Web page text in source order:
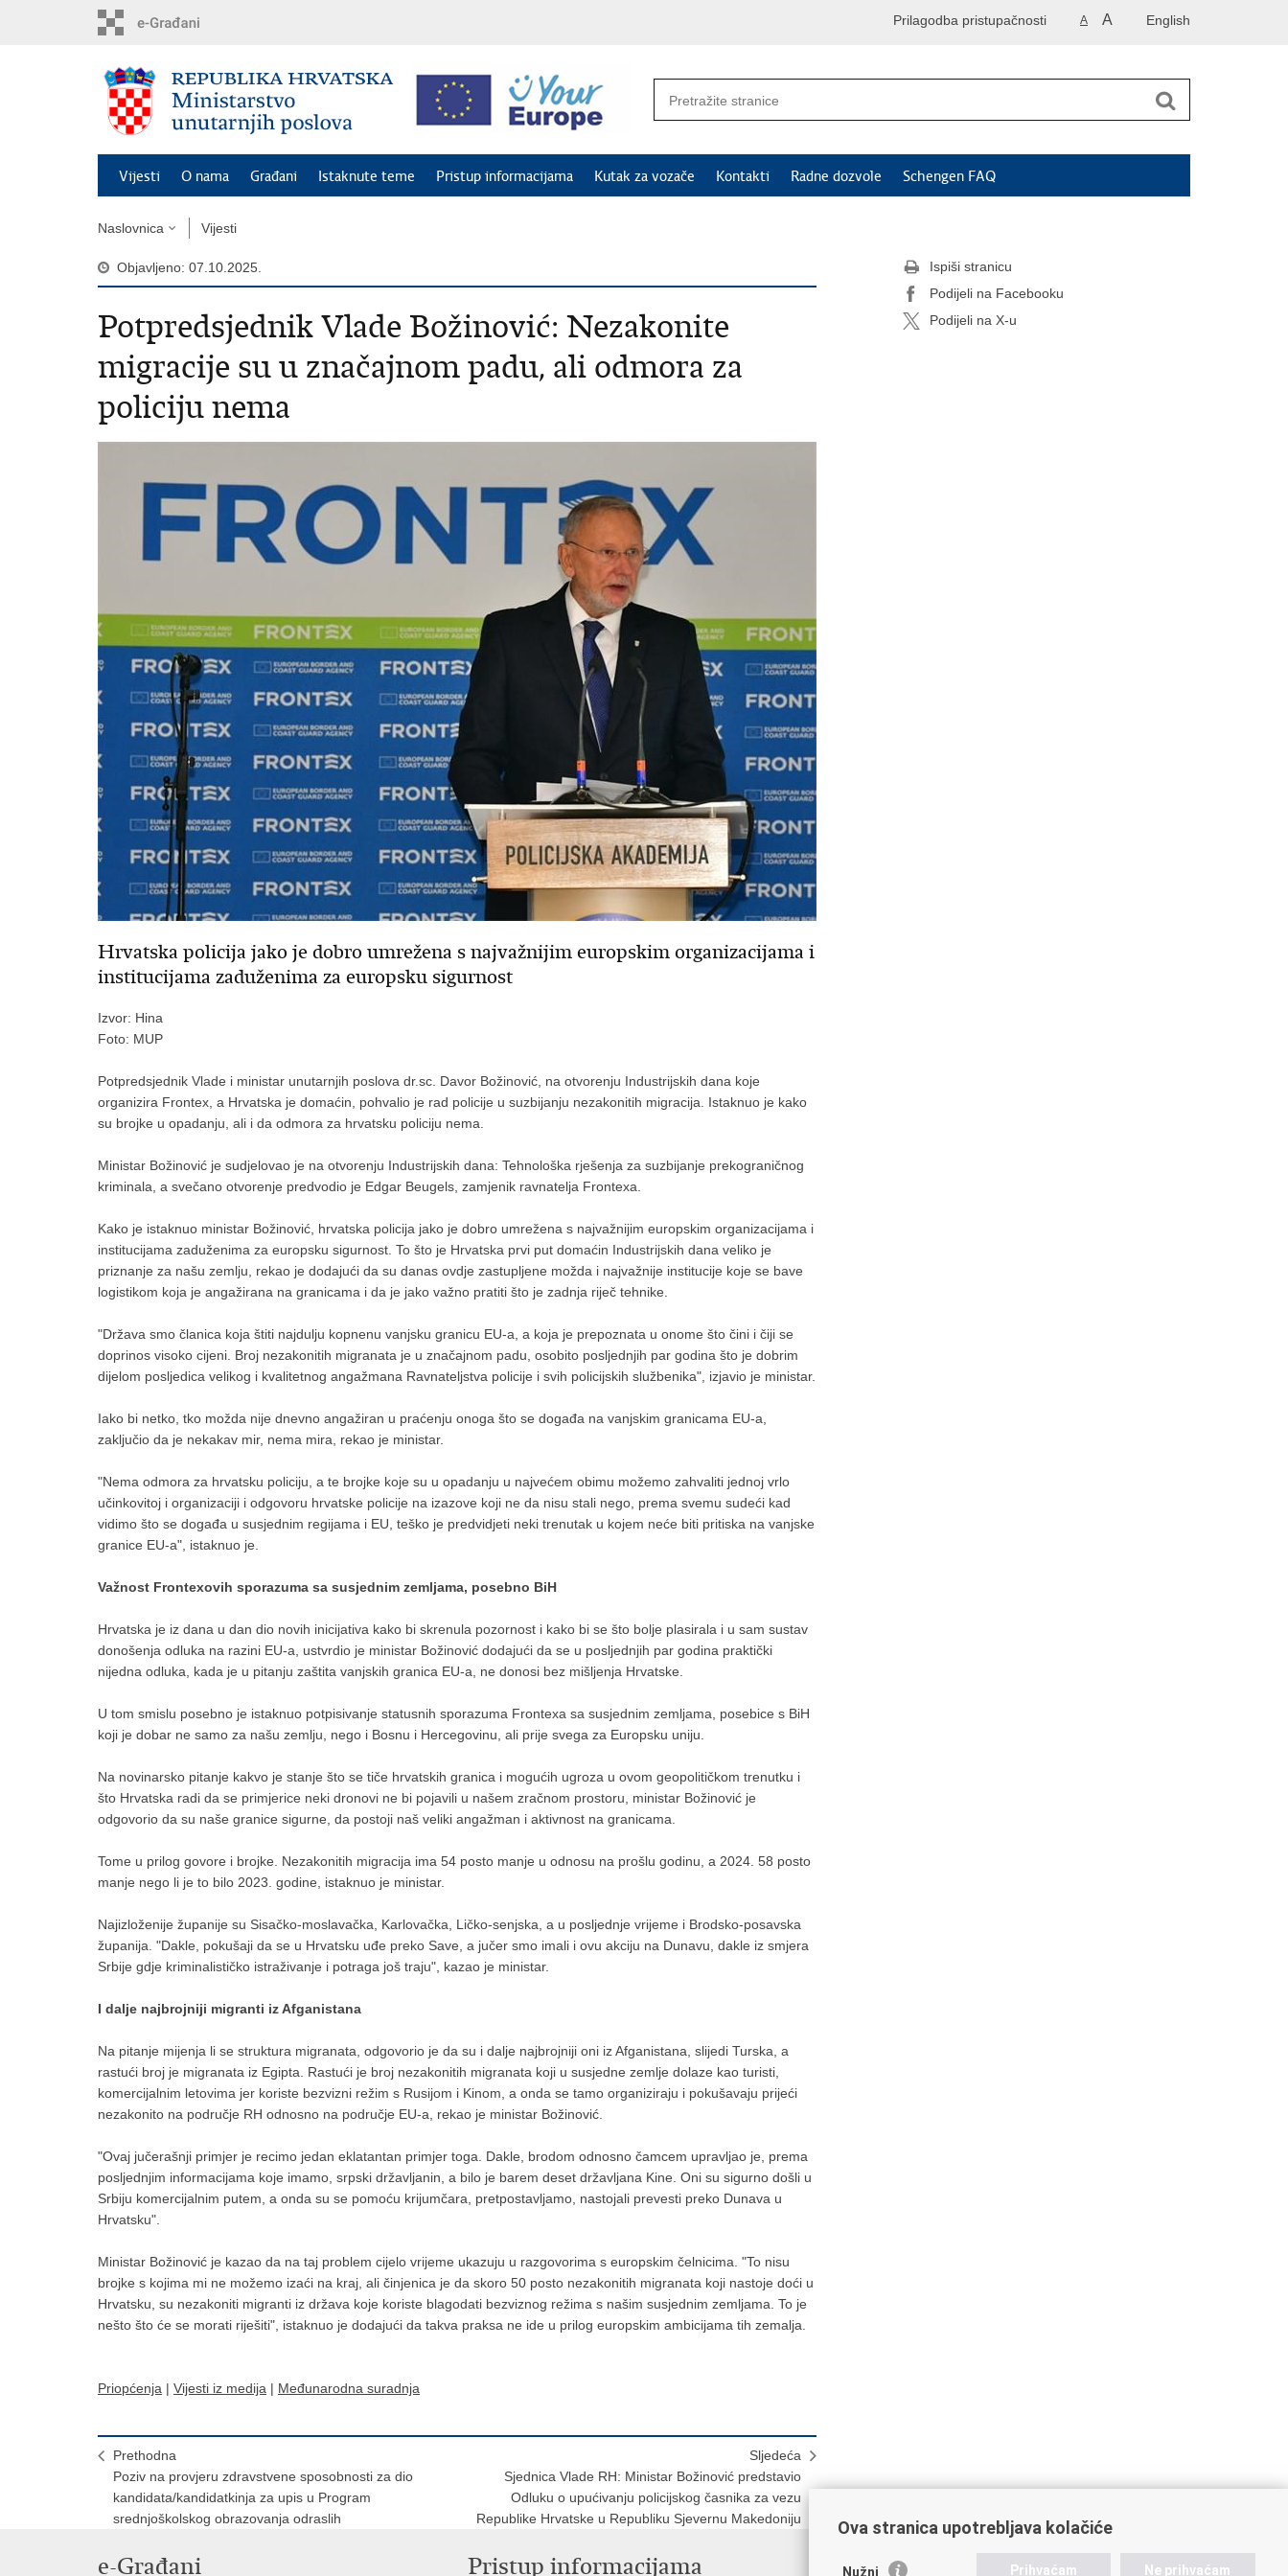
English
A A
Prilagodba pristupačnosti
Vijesti O nama Građani Istaknute teme Pristup informacijama Kutak za vozače Kontakti Radne dozvole Schengen FAQ
Naslovnica Vijesti
Objavljeno: 07.10.2025.
Potpredsjednik Vlade Božinović: Nezakonite
migracije su u značajnom padu, ali odmora za
policiju nema
Hrvatska policija jako je dobro umrežena s najvažnijim europskim organizacijama i
institucijama zaduženima za europsku sigurnost
Izvor: Hina
Foto: MUP
Potpredsjednik Vlade i ministar unutarnjih poslova dr.sc. Davor Božinović, na otvorenju Industrijskih dana koje
organizira Frontex, a Hrvatska je domaćin, pohvalio je rad policije u suzbijanju nezakonitih migracija. Istaknuo je kako
su brojke u opadanju, ali i da odmora za hrvatsku policiju nema.
Ministar Božinović je sudjelovao je na otvorenju Industrijskih dana: Tehnološka rješenja za suzbijanje prekograničnog
kriminala, a svečano otvorenje predvodio je Edgar Beugels, zamjenik ravnatelja Frontexa.
Kako je istaknuo ministar Božinović, hrvatska policija jako je dobro umrežena s najvažnijim europskim organizacijama i
institucijama zaduženima za europsku sigurnost. To što je Hrvatska prvi put domaćin Industrijskih dana veliko je
priznanje za našu zemlju, rekao je dodajući da su danas ovdje zastupljene možda i najvažnije institucije koje se bave
logistikom koja je angažirana na granicama i da je jako važno pratiti što je zadnja riječ tehnike.
"Država smo članica koja štiti najdulju kopnenu vanjsku granicu EU-a, a koja je prepoznata u onome što čini i čiji se
doprinos visoko cijeni. Broj nezakonitih migranata je u značajnom padu, osobito posljednjih par godina što je dobrim
dijelom posljedica velikog i kvalitetnog angažmana Ravnateljstva policije i svih policijskih službenika", izjavio je ministar.
Iako bi netko, tko možda nije dnevno angažiran u praćenju onoga što se događa na vanjskim granicama EU-a,
zaključio da je nekakav mir, nema mira, rekao je ministar.
"Nema odmora za hrvatsku policiju, a te brojke koje su u opadanju u najvećem obimu možemo zahvaliti jednoj vrlo
učinkovitoj i organizaciji i odgovoru hrvatske policije na izazove koji ne da nisu stali nego, prema svemu sudeći kad
vidimo što se događa u susjednim regijama i EU, teško je predvidjeti neki trenutak u kojem neće biti pritiska na vanjske
granice EU-a", istaknuo je.
Važnost Frontexovih sporazuma sa susjednim zemljama, posebno BiH
Hrvatska je iz dana u dan dio novih inicijativa kako bi skrenula pozornost i kako bi se što bolje plasirala i u sam sustav
donošenja odluka na razini EU-a, ustvrdio je ministar Božinović dodajući da se u posljednjih par godina praktički
nijedna odluka, kada je u pitanju zaštita vanjskih granica EU-a, ne donosi bez mišljenja Hrvatske.
U tom smislu posebno je istaknuo potpisivanje statusnih sporazuma Frontexa sa susjednim zemljama, posebice s BiH
koji je dobar ne samo za našu zemlju, nego i Bosnu i Hercegovinu, ali prije svega za Europsku uniju.
Na novinarsko pitanje kakvo je stanje što se tiče hrvatskih granica i mogućih ugroza u ovom geopolitičkom trenutku i
što Hrvatska radi da se primjerice neki dronovi ne bi pojavili u našem zračnom prostoru, ministar Božinović je
odgovorio da su naše granice sigurne, da postoji naš veliki angažman i aktivnost na granicama.
Tome u prilog govore i brojke. Nezakonitih migracija ima 54 posto manje u odnosu na prošlu godinu, a 2024. 58 posto
manje nego li je to bilo 2023. godine, istaknuo je ministar.
Najizloženije županije su Sisačko-moslavačka, Karlovačka, Ličko-senjska, a u posljednje vrijeme i Brodsko-posavska
županija. "Dakle, pokušaji da se u Hrvatsku uđe preko Save, a jučer smo imali i ovu akciju na Dunavu, dakle iz smjera
Srbije gdje kriminalističko istraživanje i potraga još traju", kazao je ministar.
I dalje najbrojniji migranti iz Afganistana
Na pitanje mijenja li se struktura migranata, odgovorio je da su i dalje najbrojniji oni iz Afganistana, slijedi Turska, a
rastući broj je migranata iz Egipta. Rastući je broj nezakonitih migranata koji u susjedne zemlje dolaze kao turisti,
komercijalnim letovima jer koriste bezvizni režim s Rusijom i Kinom, a onda se tamo organiziraju i pokušavaju prijeći
nezakonito na područje RH odnosno na područje EU-a, rekao je ministar Božinović.
"Ovaj jučerašnji primjer je recimo jedan eklatantan primjer toga. Dakle, brodom odnosno čamcem upravljao je, prema
posljednjim informacijama koje imamo, srpski državljanin, a bilo je barem deset državljana Kine. Oni su sigurno došli u
Srbiju komercijalnim putem, a onda su se pomoću krijumčara, pretpostavljamo, nastojali prevesti preko Dunava u
Hrvatsku".
Ministar Božinović je kazao da na taj problem cijelo vrijeme ukazuju u razgovorima s europskim čelnicima. "To nisu
brojke s kojima mi ne možemo izaći na kraj, ali činjenica je da skoro 50 posto nezakonitih migranata koji nastoje doći u
Hrvatsku, su nezakoniti migranti iz država koje koriste blagodati bezviznog režima s našim susjednim zemljama. To je
nešto što će se morati riješiti", istaknuo je dodajući da takva praksa ne ide u prilog europskim ambicijama tih zemalja.
Priopćenja | Vijesti iz medija | Međunarodna suradnja
Prethodna
Poziv na provjeru zdravstvene sposobnosti za dio
kandidata/kandidatkinja za upis u Program
srednjoškolskog obrazovanja odraslih
Sljedeća
Sjednica Vlade RH: Ministar Božinović predstavio
Odluku o upućivanju policijskog časnika za vezu
Republike Hrvatske u Republiku Sjevernu Makedoniju
Ispiši stranicu
Podijeli na Facebooku
Podijeli na X-u
e-Građani Pristup informacijama Važne poveznice
Ova stranica upotrebljava kolačiće
Nužni Prihvaćam Ne prihvaćam